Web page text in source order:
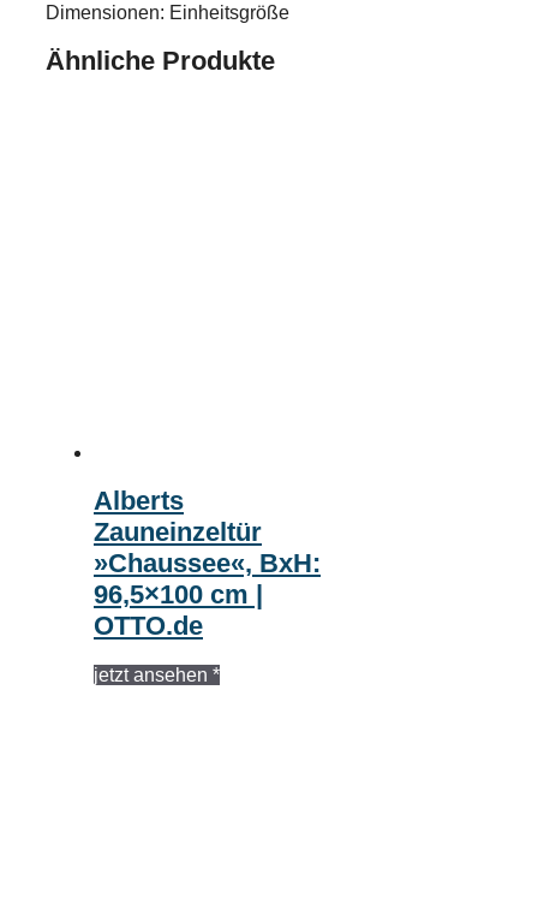
Dimensionen: Einheitsgröße
Ähnliche Produkte
Alberts
Zauneinzeltür
»Chaussee«, BxH:
96,5×100 cm |
OTTO.de
jetzt ansehen *